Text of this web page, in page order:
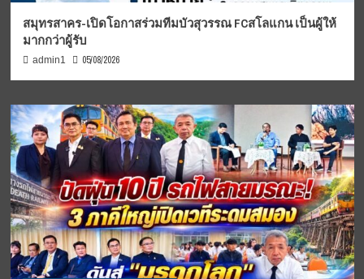
สมุทรสาคร-เปิดโอกาสร่วมทีมบัวสุวรรณ FCสโลแกน เป็นผู้ให้
มากกว่าผู้รับ
admin1 05/08/2026